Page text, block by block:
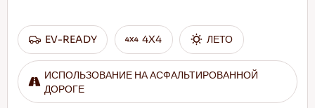
EV-READY 4X4 ЛЕТО
ИСПОЛЬЗОВАНИЕ НА АСФАЛЬТИРОВАННОЙ
ДОРОГЕ